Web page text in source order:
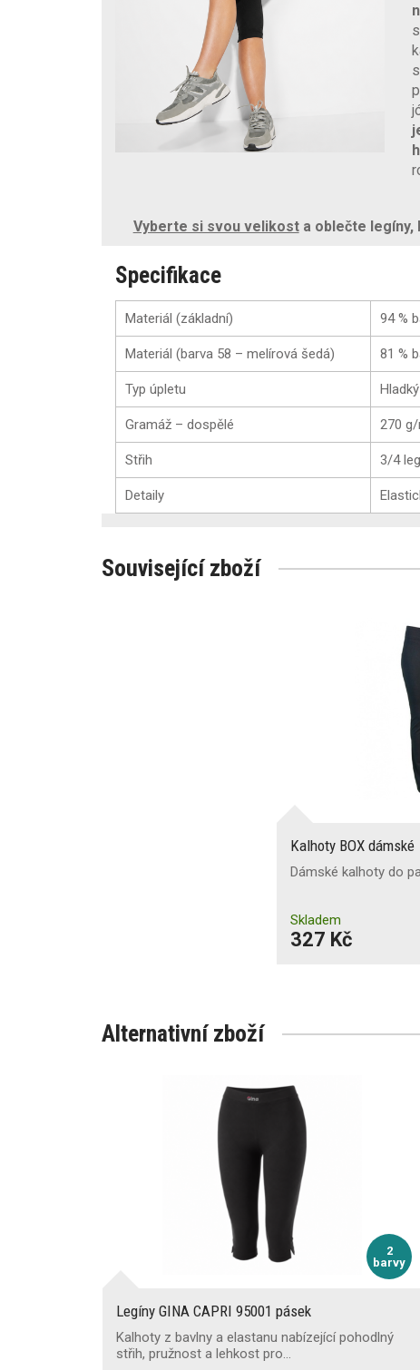
Vyberte si svou velikosta oblečte legíny,
Specifikace
Materiál (základní) 94 %
Materiál (barva 58 – melírová šedá) 81 %
Typ úpletu
Gramáž – dospělé 270
Střih 3/4
Detaily
Související zboží
Kalhoty BOX dámské
Dámské kalhoty do
Skladem
327 Kč
Alternativní zboží
2
barvy
Legíny GINA CAPRI 95001 pásek
Kalhoty z bavlny a elastanu nabízející pohodlný
střih, pružnost a lehkost pro…